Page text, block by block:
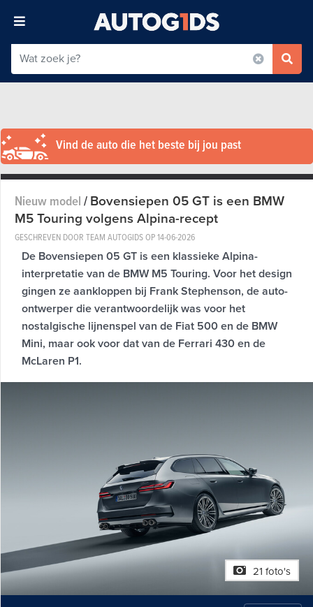
Vind de auto die het beste bij jou past
Nieuw model/Bovensiepen 05 GT is een BMW
M5 Touring volgens Alpina-recept
GESCHREVEN DOOR TEAM AUTOGIDS OP14-06-2026
De Bovensiepen 05 GT is een klassieke Alpina-
interpretatie van de BMW M5 Touring. Voor het design
gingen ze aankloppen bij Frank Stephenson, de auto-
ontwerper die verantwoordelijk was voor het
nostalgische lijnenspel van de Fiat 500 en de BMW
Mini, maar ook voor dat van de Ferrari 430 en de
McLaren P1.
21 foto's